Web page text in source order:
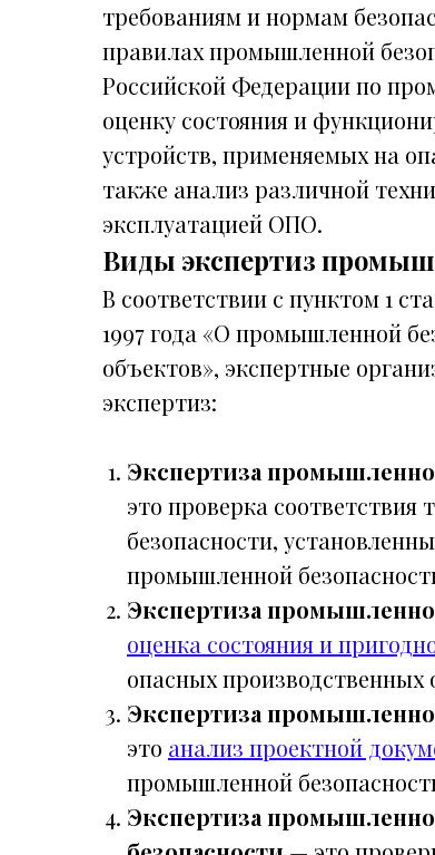
требованиям и нормам
правилах промышленной
Российской Федерации по
оценку состояния и
устройств, применяемых на
также анализ различной
эксплуатацией ОПО.
Виды экспертиз
В соответствии с пунктом 1
1997 года «О промышленной
объектов», экспертные
экспертиз:
Экспертиза
это проверка соответствия
безопасности,
промышленной
Экспертиза
оценка состояния и
опасных производственных
Экспертиза
это анализ проектной
промышленной
Экспертиза